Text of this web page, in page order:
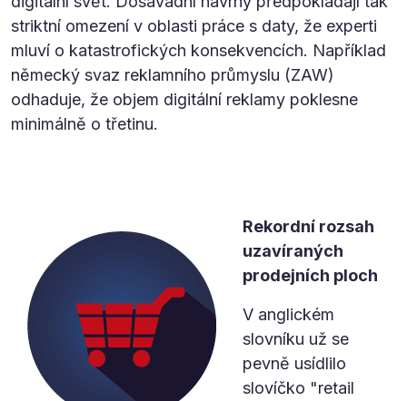
striktní omezení v oblasti práce s daty, že experti
mluví o katastrofických konsekvencích. Například
německý svaz reklamního průmyslu (ZAW)
odhaduje, že objem digitální reklamy poklesne
minimálně o třetinu.
Rekordní rozsah
uzavíraných
prodejních ploch
V anglickém
slovníku už se
pevně usídlilo
slovíčko "retail